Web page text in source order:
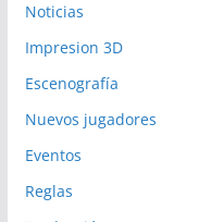
Noticias
Impresion 3D
Escenografía
Nuevos jugadores
Eventos
Reglas